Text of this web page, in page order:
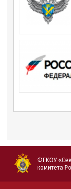
ФГКОУ
комитета